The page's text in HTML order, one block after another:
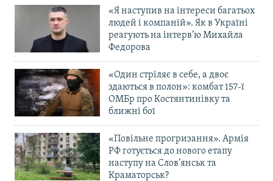
«Я наступив на інтереси багатьох
людей і компаній». Як в Україні
реагують на інтерв’ю Михайла
Федорова
«Один стріляє в себе, а двоє
здаються в полон»: комбат 157-ї
ОМБр про Костянтинівку та
ближні бої
«Повільне прогризання». Армія
РФ готується до нового етапу
наступу на Слов’янськ та
Краматорськ?